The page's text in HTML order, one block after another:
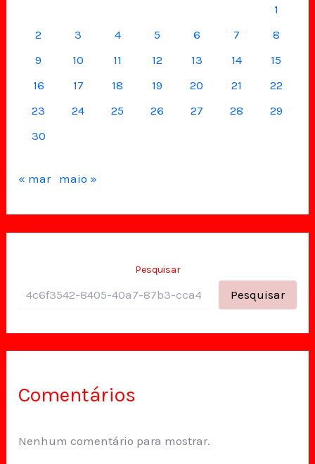
1
2
3 4 5 6 7
8
9
10 11 12 13 14
15
16
17 18 19 20 21
22
23
24 25 26 27 28
29
30
« mar maio »
Pesquisar
Pesquisar
Comentários
Nenhum comentário para mostrar.